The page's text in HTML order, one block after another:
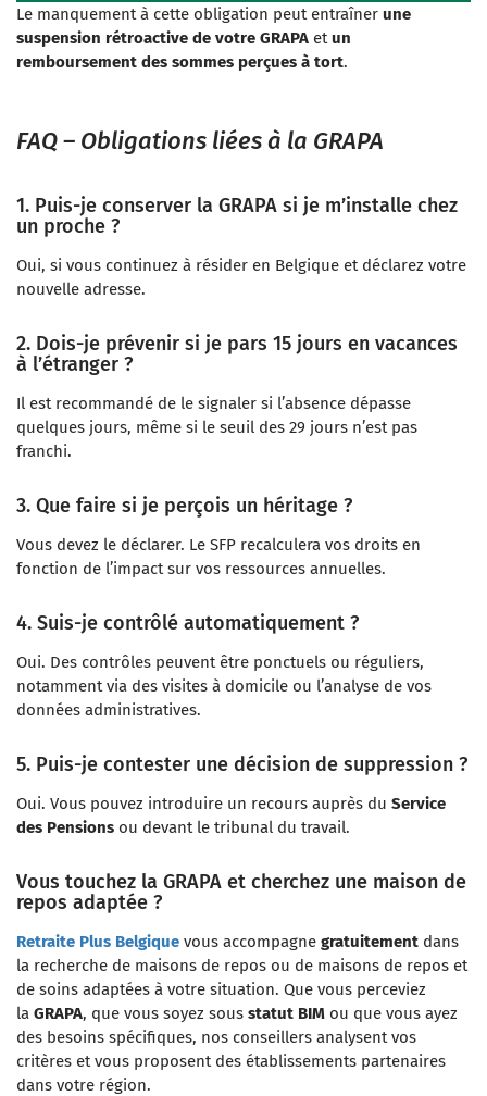
Le manquement à cette obligation peut entraîner une
suspension rétroactive de votre GRAPA etun
remboursement des sommes perçues à tort.
FAQ – Obligations liées à la GRAPA
1. Puis-je conserver la GRAPA si je m’installe chez
un proche ?
Oui, si vous continuez à résider en Belgique et déclarez votre
nouvelle adresse.
2. Dois-je prévenir si je pars 15 jours en vacances
à l’étranger ?
Il est recommandé de le signaler si l’absence dépasse
quelques jours, même si le seuil des 29 jours n’est pas
franchi.
3. Que faire si je perçois un héritage ?
Vous devez le déclarer. Le SFP recalculera vos droits en
fonction de l’impact sur vos ressources annuelles.
4. Suis-je contrôlé automatiquement ?
Oui. Des contrôles peuvent être ponctuels ou réguliers,
notamment via des visites à domicile ou l’analyse de vos
données administratives.
5. Puis-je contester une décision de suppression ?
Oui. Vous pouvez introduire un recours auprès du Service
des Pensions ou devant le tribunal du travail.
Vous touchez la GRAPA et cherchez une maison de
repos adaptée ?
Retraite Plus Belgique vous accompagne gratuitement dans
la recherche de maisons de repos ou de maisons de repos et
de soins adaptées à votre situation. Que vous perceviez
la GRAPA, que vous soyez sous statut BIM ou que vous ayez
des besoins spécifiques, nos conseillers analysent vos
critères et vous proposent des établissements partenaires
dans votre région.